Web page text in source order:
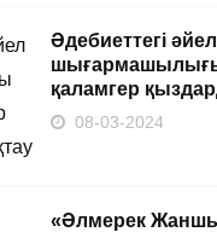
Әдебиеттегі әйел
қаламгер
08-03-2024
«Әлмерек